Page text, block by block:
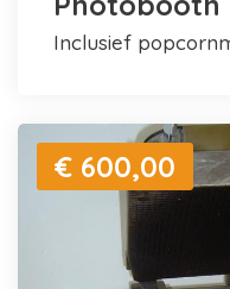
inclusief
€ 600,00